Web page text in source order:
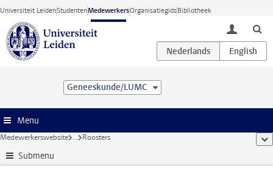
Ga direct naar de inhoud
Universiteit LeidenStudentenMedewerkersOrganisatiegidsBibliotheek
toggle
Geneeskunde/LUMC
Menu
Medewerkerswebsite ... Roosters
Submenu